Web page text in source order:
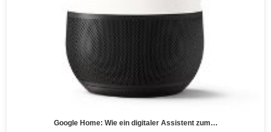
Google Home: Wie ein digitaler Assistent zum…